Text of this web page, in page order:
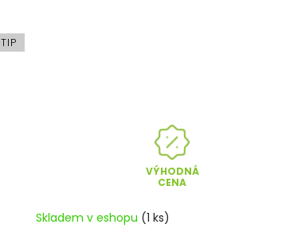
TIP
VÝHODNÁ
CENA
Skladem v eshopu (1 ks)